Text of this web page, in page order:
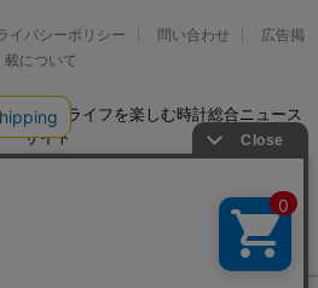
イバシーポリシー 問い合わせ
広告掲
載について
オッチライフを楽しむ時計総合ニュース
サイト